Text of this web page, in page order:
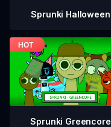
Sprunki Halloween
Sprunki Greencore